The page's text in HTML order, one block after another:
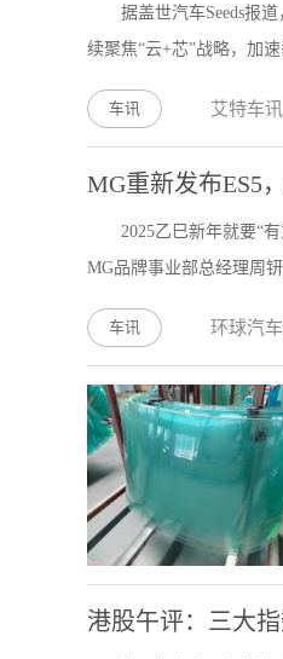
据盖世汽车Seeds报
续聚焦“云+芯”战略，加
车讯 艾特车讯
MG重新发布ES5
2025乙巳新年就要“
MG品牌事业部总经理周
车讯 环球汽
港股午评：三大